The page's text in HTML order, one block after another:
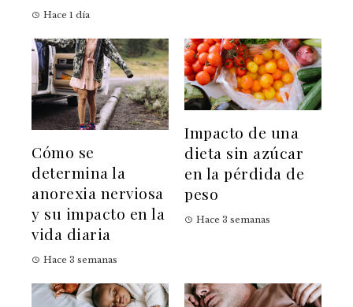
Hace 1 día
Cómo se
determina la
anorexia nerviosa
y su impacto en la
vida diaria
Hace 3 semanas
Impacto de una
dieta sin azúcar
en la pérdida de
peso
Hace 3 semanas